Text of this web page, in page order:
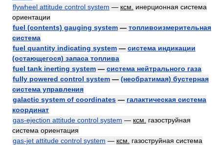
flywheel attitude control system — ксм.
инерционная система
ориентации
fuel (contents) gauging system — топливоизмерительная
система
fuel quantity indicating system — система индикации
(остающегося) запаса топлива
fuel tank inerting system — система нейтрального газа
fully powered control system — (необратимая) бустерная
система управления
galactic system of coordinates — галактическая система
координат
gas-ejection attitude control system — ксм.
газоструйная
система ориентация
gas-jet attitude control system — ксм.
газоструйная система